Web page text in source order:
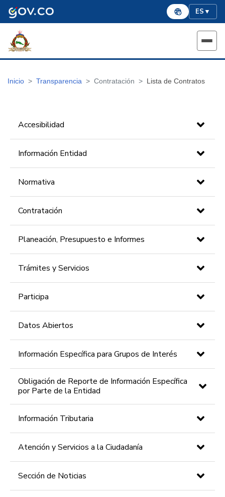
ES▼
Inicio Transparencia Contratación Lista de Contratos
Accesibilidad
Información Entidad
Normativa
Contratación
Planeación, Presupuesto e Informes
Trámites y Servicios
Participa
Datos Abiertos
Información Específica para Grupos de Interés
Obligación de Reporte de Información Específica
por Parte de la Entidad
Información Tributaria
Atención y Servicios a la Ciudadanía
Sección de Noticias